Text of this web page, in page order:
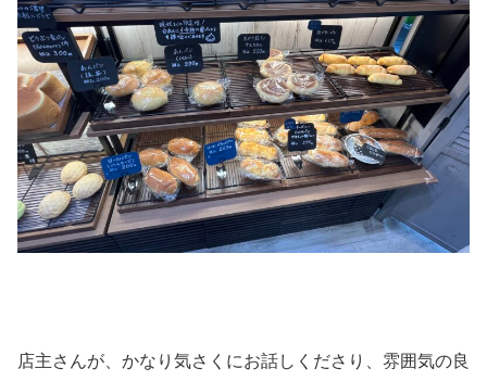
店主さんが、かなり気さくにお話しくださり、雰囲気の良